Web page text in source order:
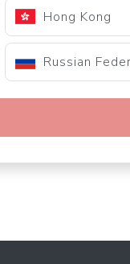
Hong Kong